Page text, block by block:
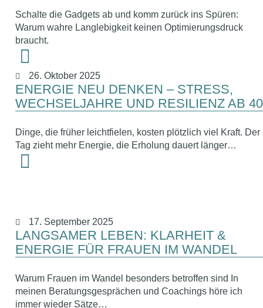
Schalte die Gadgets ab und komm zurück ins Spüren:
Warum wahre Langlebigkeit keinen Optimierungsdruck
braucht.
26. Oktober 2025
ENERGIE NEU DENKEN – STRESS,
WECHSELJAHRE UND RESILIENZ AB 40
Dinge, die früher leichtfielen, kosten plötzlich viel Kraft. Der
Tag zieht mehr Energie, die Erholung dauert länger…
17. September 2025
LANGSAMER LEBEN: KLARHEIT &
ENERGIE FÜR FRAUEN IM WANDEL
Warum Frauen im Wandel besonders betroffen sind In
meinen Beratungsgesprächen und Coachings höre ich
immer wieder Sätze…